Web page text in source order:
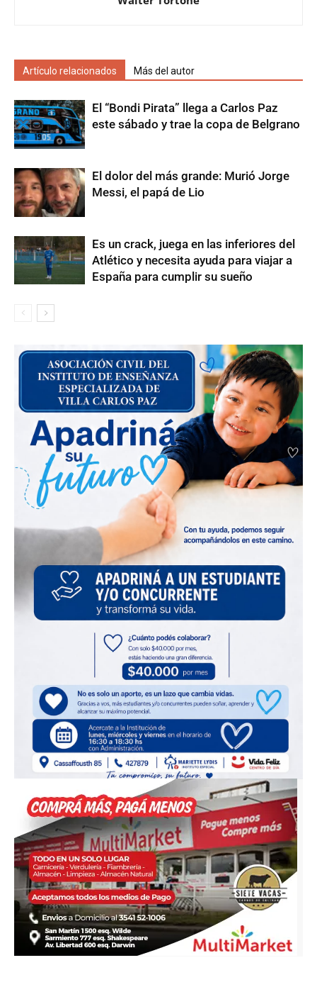
Artículo relacionados Más del autor
El “Bondi Pirata” llega a Carlos Paz
este sábado y trae la copa de Belgrano
El dolor del más grande: Murió Jorge
Messi, el papá de Lio
Es un crack, juega en las inferiores del
Atlético y necesita ayuda para viajar a
España para cumplir su sueño